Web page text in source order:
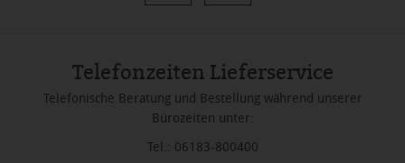
Telefonzeiten Lieferservice
Telefonische Beratung und Bestellung während unserer
Bürozeiten unter:
Tel.: 06183-800400